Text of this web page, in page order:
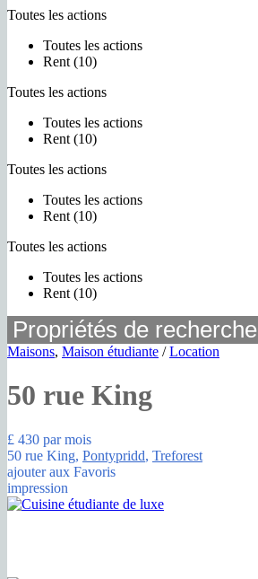
Toutes les actions
Toutes les actions
Rent (10)
Toutes les actions
Toutes les actions
Rent (10)
Toutes les actions
Toutes les actions
Rent (10)
Toutes les actions
Toutes les actions
Rent (10)
Propriétés de recherche
Maisons, Maison étudiante /Location
50 rue King
£ 430 par mois
50 rue King, Pontypridd, Treforest
ajouter aux Favoris
impression